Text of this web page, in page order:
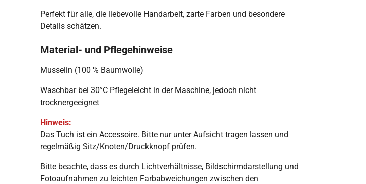
Perfekt für alle, die liebevolle Handarbeit, zarte Farben und besondere
Details schätzen.
Material- und Pflegehinweise
Musselin (100 % Baumwolle)
Waschbar bei 30°C Pflegeleicht in der Maschine, jedoch nicht
trocknergeeignet
Hinweis:
Das Tuch ist ein Accessoire. Bitte nur unter Aufsicht tragen lassen und
regelmäßig Sitz/Knoten/Druckknopf prüfen.
Bitte beachte, dass es durch Lichtverhältnisse, Bildschirmdarstellung und
Fotoaufnahmen zu leichten Farbabweichungen zwischen den